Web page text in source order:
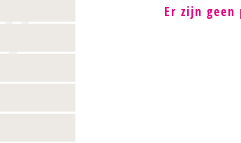
Er zijn